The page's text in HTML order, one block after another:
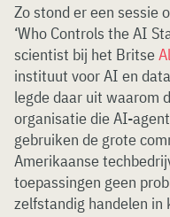
Zo stond er een sessie
‘Who Controls the AI
scientist bij het Britse
instituut voor AI en
legde daar uit waarom
organisatie die AI-
gebruiken de grote
Amerikaanse
toepassingen geen
zelfstandig handelen